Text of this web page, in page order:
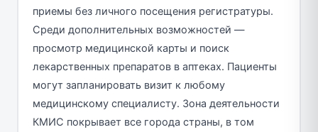
приемы без личного посещения регистратуры.
Среди дополнительных возможностей —
просмотр медицинской карты и поиск
лекарственных препаратов в аптеках. Пациенты
могут запланировать визит к любому
медицинскому специалисту. Зона деятельности
КМИС покрывает все города страны, в том